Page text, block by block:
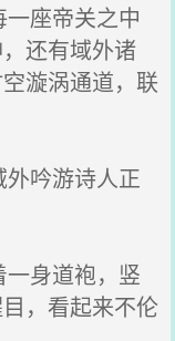
座帝关之中
还有域外诸
漩涡通道，联
吟游诗人正
身道袍，竖
，看起来不伦